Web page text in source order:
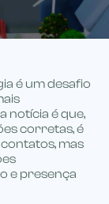
é um desafio
notícia é que,
corretas, é
mas
e presença